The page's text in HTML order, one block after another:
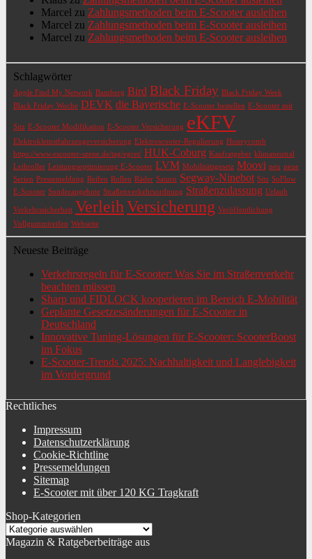
Marcel zu Zahlungsmethoden beim E-Scooter ausleihen
Marcel zu Zahlungsmethoden beim E-Scooter ausleihen
Marcel zu Zahlungsmethoden beim E-Scooter ausleihen
Schlagwörter
Apple Find My Network Bamberg Bird Black Friday Black Friday Week
Black Friday Woche DEVK die Bayerische E-Scooter bestellen E-Scooter mit
Sitz E-Scooter Modifikation E-Scooter Versicherung eKFV
Elektrokleinstfahrzeugeversicherung Elektroscooter-Regulierung Honeycomb
https://www.escooter-szene.de/tag/egret/ HUK-Coburg Kaufratgeber klimaneutral
Leihroller Leistungsoptimierung E-Scooter LVM Mobilitätsgesetz Moovi neu neue
Serien Pressemeldung Reifen Rollen Räder Saturn Segway-Ninebot Sitz SoFlow
E-Scooter Sonderangebote Straßenverkehrsordnung Straßenzulassung Urlaub
Verkehrssicherheit VerleihVersicherung Veröffentlichung
Vollgummireifen Webseite
Neueste Beiträge
Verkehrsregeln für E-Scooter: Was Sie im Straßenverkehr
beachten müssen
Sharp und FIDLOCK kooperieren im Bereich E-Mobilität
Geplante Gesetzesänderungen für E-Scooter in
Deutschland
Innovative Tuning-Lösungen für E-Scooter: ScooterBoost
im Fokus
E-Scooter-Trends 2025: Nachhaltigkeit und Langlebigkeit
im Vordergrund
Rechtliches
Impressum
Datenschutzerklärung
Cookie-Richtline
Pressemeldungen
Sitemap
E-Scooter mit über 120 KG Tragkraft
Shop-Kategorien
Magazin & Ratgeberbeiträge aus